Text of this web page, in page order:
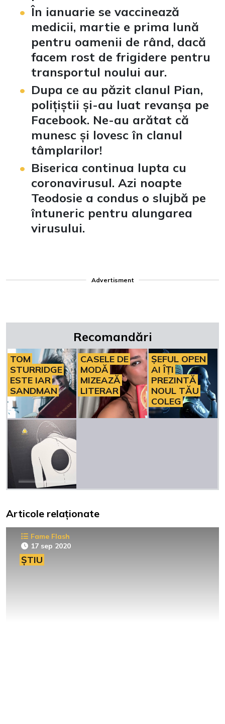
În ianuarie se vaccinează
medicii, martie e prima lună
pentru oamenii de rând, dacă
facem rost de frigidere pentru
transportul noului aur.
Dupa ce au păzit clanul Pian,
polițiștii și-au luat revanșa pe
Facebook. Ne-au arătat că
munesc și lovesc în clanul
tâmplarilor!
Biserica continua lupta cu
coronavirusul. Azi noapte
Teodosie a condus o slujbă pe
întuneric pentru alungarea
virusului.
Advertisment
Recomandări
TOM
STURRIDGE
ESTE IAR
SANDMAN
CASELE DE
MODĂ
MIZEAZĂ
LITERAR
ȘEFUL OPEN
AI ÎȚI
PREZINTĂ
NOUL TĂU
COLEG
Articole relaționate
Fame Flash
17 sep 2020
ȘTIU